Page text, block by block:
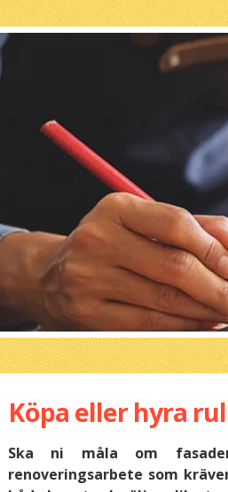
Köpa eller hyra
Ska ni måla om
renoveringsarbete som